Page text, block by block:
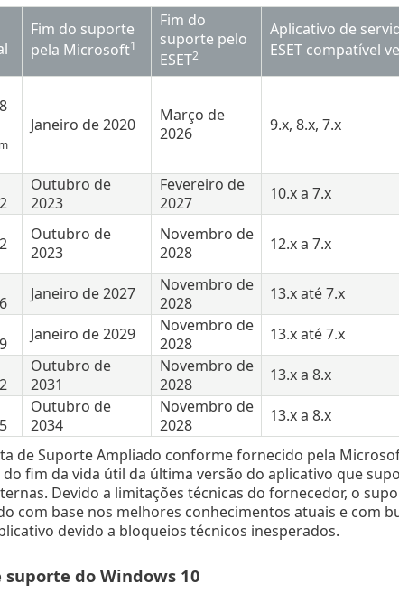
Fim do suporte
pela Microsoft1
Fim do
suporte pelo
ESET2
Aplicativo de
ESET compatível
Janeiro de 2020
Março de
2026
9.x, 8.x, 7.x
Outubro de
2023
Fevereiro de
2027
10.x a 7.x
Outubro de
2023
Novembro de
2028
12.x a 7.x
Janeiro de 2027
Novembro de
2028
13.x até 7.x
Janeiro de 2029
Novembro de
2028
13.x até 7.x
Outubro de
2031
Novembro de
2028
13.x a 8.x
Outubro de
2034
Novembro de
2028
13.x a 8.x
de Suporte Ampliado conforme fornecido pela
fim da vida útil da última versão do aplicativo que
Devido a limitações técnicas do fornecedor, o
com base nos melhores conhecimentos atuais e com
devido a bloqueios técnicos inesperados.
suporte do Windows 10